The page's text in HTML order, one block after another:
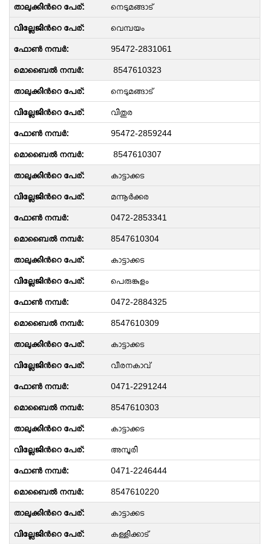
നെടുമങ്ങാട്
വെമ്പയം
95472-2831061
8547610323
നെടുമങ്ങാട്
വിതുര
95472-2859244
8547610307
കാട്ടാക്കട
മന്നൂര്‍ക്കര
0472-2853341
8547610304
കാട്ടാക്കട
പെരുങ്കുളം
0472-2884325
8547610309
കാട്ടാക്കട
വീരനകാവ്
0471-2291244
8547610303
കാട്ടാക്കട
അമ്പൂരി
0471-2246444
8547610220
കാട്ടാക്കട
കള്ളിക്കാട്